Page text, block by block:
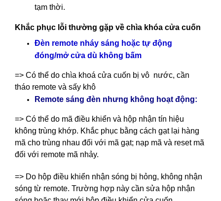
tạm thời.
Khắc phục lỗi thường gặp về chìa khóa cửa cuốn
Đèn remote nháy sáng hoặc tự động
đóng/mở cửa dù không bấm
=> Có thể do chìa khoá cửa cuốn bị vô nước, cần
tháo remote và sấy khô
Remote sáng đèn nhưng không hoạt động:
=> Có thể do mã điều khiển và hộp nhận tín hiệu
không trùng khớp. Khắc phục bằng cách gạt lại hàng
mã cho trùng nhau đối với mã gạt; nạp mã và reset mã
đối với remote mã nhảy.
=> Do hộp điều khiển nhận sóng bị hỏng, không nhận
sóng từ remote. Trường hợp này cần sửa hộp nhận